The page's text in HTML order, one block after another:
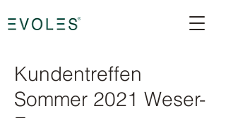
Kundentreffen
Sommer 2021 Weser-